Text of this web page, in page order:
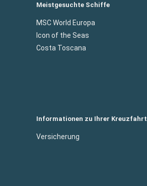
Meistgesuchte Schiffe
MSC World Europa
Icon of the Seas
Costa Toscana
Informationen zu Ihrer Kreuzfahrt
Versicherung